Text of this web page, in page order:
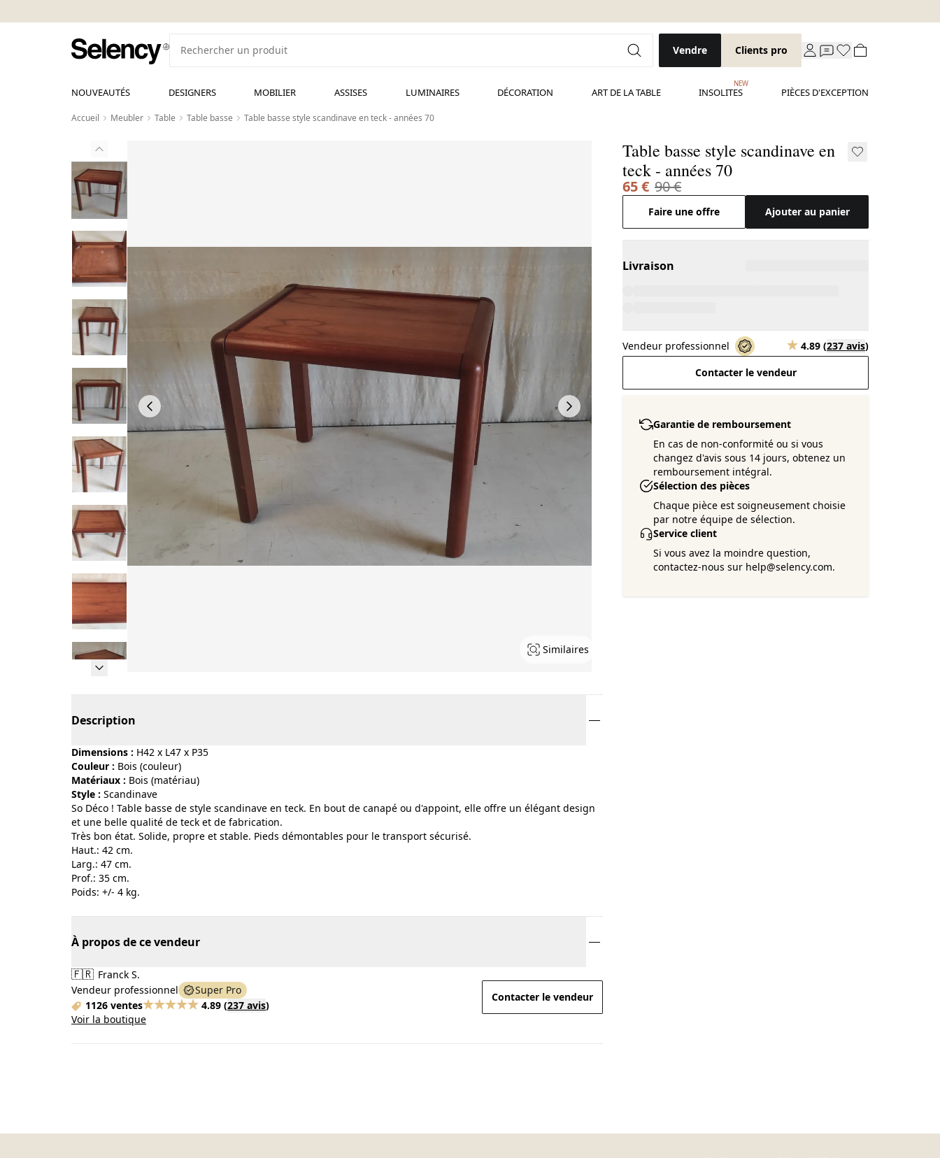
Vendre Clients pro
NOUVEAUTÉS DESIGNERS MOBILIER ASSISES LUMINAIRES DÉCORATION ART DE LA TABLE INSOLITES
NEW
PIÈCES D'EXCEPTION
Accueil Meubler Table Table basse Table basse style scandinave en teck - années 70
Similaires
Table basse style scandinave en
teck - années 70
65 € 90 €
Faire une offre Ajouter au panier
Livraison
Vendeur professionnel 4.89 (237 avis)
Contacter le vendeur
Garantie de remboursement
En cas de non-conformité ou si vous
changez d'avis sous 14 jours, obtenez un
remboursement intégral.
Sélection des pièces
Chaque pièce est soigneusement choisie
par notre équipe de sélection.
Service client
Si vous avez la moindre question,
contactez-nous sur help@selency.com.
Description
Dimensions : H42 x L47 x P35
Couleur :
bois (couleur)
Matériaux :
bois (matériau)
Style :
scandinave
So Déco ! Table basse de style scandinave en teck. En bout de canapé ou d'appoint, elle offre un élégant design
et une belle qualité de teck et de fabrication.
Très bon état. Solide, propre et stable. Pieds démontables pour le transport sécurisé.
Haut.: 42 cm.
Larg.: 47 cm.
Prof.: 35 cm.
Poids: +/- 4 kg.
À propos de ce vendeur
🇫🇷 Franck S.
Vendeur professionnel
Super Pro
1126 ventes
4.89 (237 avis)
Voir la boutique
Contacter le vendeur